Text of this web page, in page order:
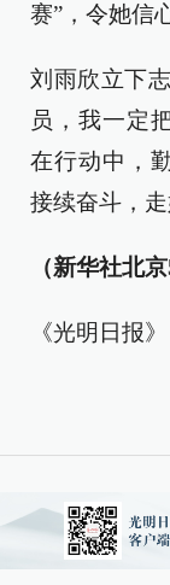
赛”，令她信
刘雨欣立下
员，我一定
在行动中，
接续奋斗，
（新华社北
《光明日报